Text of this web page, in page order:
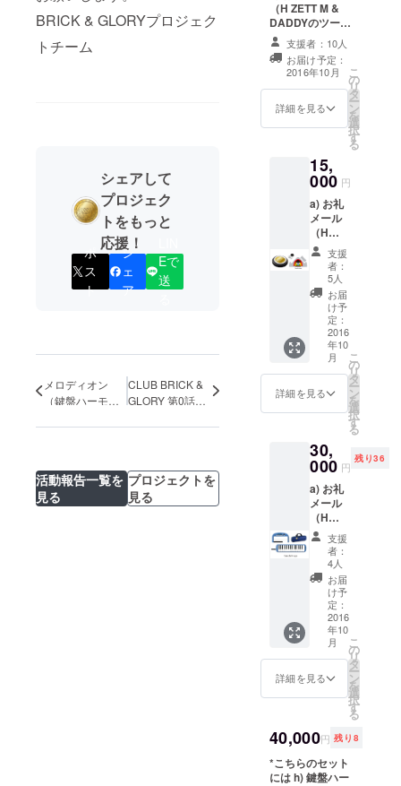
BRICK & GLORYプロジェク
トチーム
シェアして
プロジェク
トをもっと
応援！
ポ
ス
ト
シ
ェ
ア
Eで
送
メロディオン
（鍵盤ハーモニ
プルが完成しま
CLUB BRICK &
GLORY 第0話が
活動報告一覧を
見る
プロジェクトを
見る
になっ
ていま
す。 こ
のス
テッ
カーを
自由に
貼って
自分だ
盤ハー
モニカ
にし
ちゃお
う！
線譜
ノート
(左)と、
今回の
番組シ
リーズ
ボルと
なって
ンホー
ルを
キーホ
ルダー
にした
セット
になっ
ていま
す！
キーホ
ルダー
は、特
製鍵盤
ハーモ
ニカ
(MELO
DION)
の専用
ケース
けて持
ち運べ
ます。
を！ ・
カ
ラー：
ゴール
ド ・
KIDSサ
110、
120、
サイ
ズ：S、
M、L、
XL
（H ZETT M &
DADDYのツー
ショット写真
データ付き） b)
シートステッ
カー(A4サイ
ズ、1シート) c)
五線譜+落書き
ルダー(真鍮製)
e) オリジナル
Teeシャツ -=-=-
=-=-=-=-=-=-=-=-
=-=-=-=-=- お礼
メール ～ Tee
シャツまでを含
むセットです。
支援者：10人
お届け予定：
2016年10月
詳細を見る
こ
の
リ
タ
ー
ン
を
選
択
す
る
15,
000 円
a) お礼
メール
（H
ZETT M
&
DADDY
のツー
ショッ
ト写真
データ
付き）
b) シー
トス
テッ
カー(A4
サイ
シート)
c) 五線
譜+落書
きノー
ト(A5サ
イズ、
50頁) d)
マン
ホール
キーホ
ルダー
(真鍮製)
e) オリ
ジナル
Teeシャ
ツ f)
ケース
イルス
タンド -
=-=-=-=-
=-=-=-=-
支援
者：
5人
お届
け予
定：
2016
年10
月
詳細を見る
こ
の
リ
タ
ー
ン
を
選
択
す
る
30,
000 円
残り36
a) お礼
メール
（H
ZETT M
&
DADDY
のツー
ショッ
ト写真
データ
付き）
b) シー
トス
テッ
カー(A4
サイ
シート)
c) 五線
譜+落書
きノー
支援
者：
4人
お届
け予
定：
2016
年10
月
詳細を見る
こ
の
リ
タ
ー
ン
を
選
択
す
る
40,000円 残り8
*こちらのセット
には h) 鍵盤ハー